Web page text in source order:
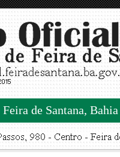
Feira de Santana,